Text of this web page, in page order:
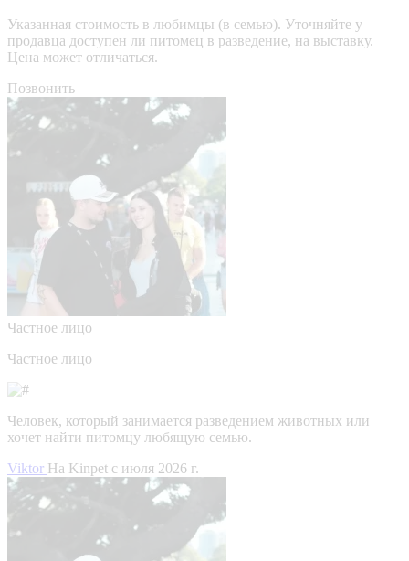
Указанная стоимость в любимцы (в семью). Уточняйте у
продавца доступен ли питомец в разведение, на выставку.
Цена может отличаться.
Позвонить
Частное лицо
Частное лицо
Человек, который занимается разведением животных или
хочет найти питомцу любящую семью.
Viktor На Kinpet c июля 2026 г.